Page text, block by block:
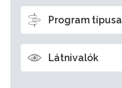
Program típusa
Látnivalók